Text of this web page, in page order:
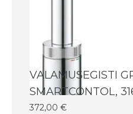
VALAMUSEGISTI
SMARTCONTOL,
372,00 €